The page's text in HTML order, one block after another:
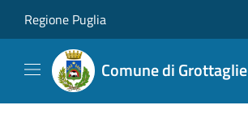
Regione Puglia
Comune di Grottaglie